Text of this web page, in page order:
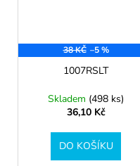
38 KČ –5 %
1007RSLT
Skladem (498 ks)
36,10 Kč
DO KOŠÍKU